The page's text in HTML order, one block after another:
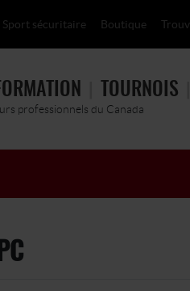
Sport sécuritaire Boutique
TOURNOIS
professionnels du Canada